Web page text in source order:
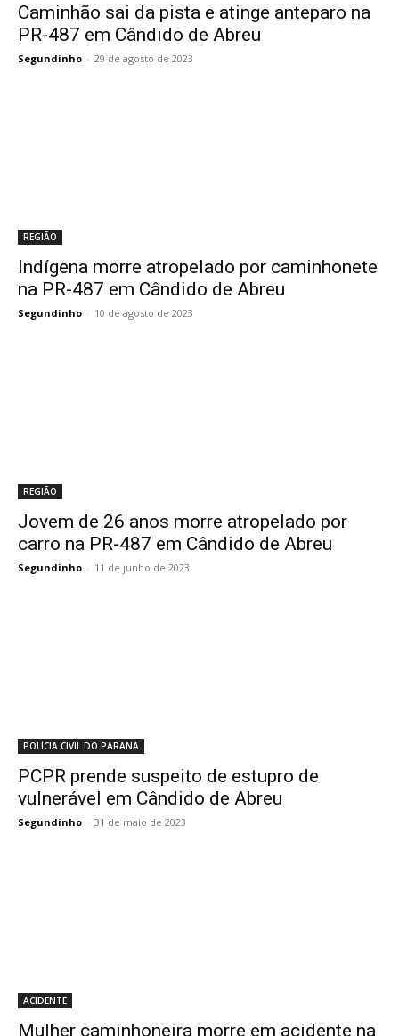
Caminhão sai da pista e atinge anteparo na
PR-487 em Cândido de Abreu
Segundinho - 29 de agosto de 2023
REGIÃO
Indígena morre atropelado por caminhonete
na PR-487 em Cândido de Abreu
Segundinho - 10 de agosto de 2023
REGIÃO
Jovem de 26 anos morre atropelado por
carro na PR-487 em Cândido de Abreu
Segundinho - 11 de junho de 2023
POLÍCIA CIVIL DO PARANÁ
PCPR prende suspeito de estupro de
vulnerável em Cândido de Abreu
Segundinho - 31 de maio de 2023
ACIDENTE
Mulher caminhoneira morre em acidente na